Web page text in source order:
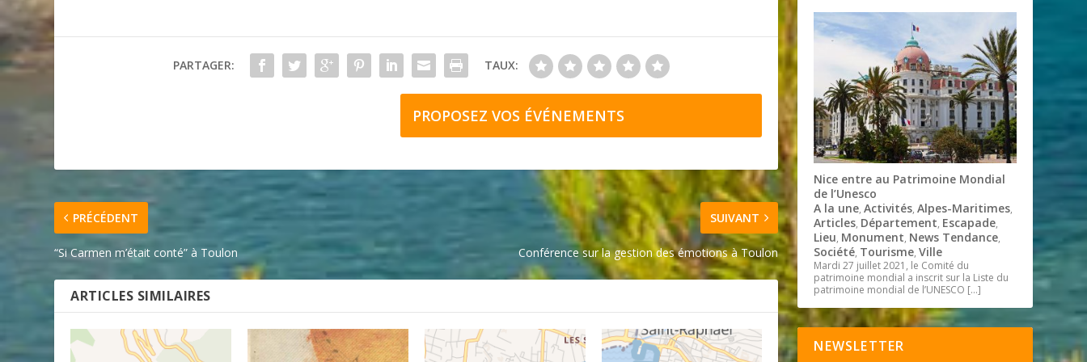
PARTAGER: TAUX:
PROPOSEZ VOS ÉVÉNEMENTS
PRÉCÉDENT
“Si Carmen m’était conté” à Toulon
SUIVANT
Conférence sur la gestion des émotions à Toulon
ARTICLES SIMILAIRES
Nice entre au Patrimoine Mondial
de l’Unesco
A la une,Activités,Alpes-Maritimes,
Articles, Département, Escapade,
Lieu, Monument, News Tendance,
Société, Tourisme,Ville
Mardi 27 juillet 2021, le Comité du
patrimoine mondial a inscrit sur la Liste du
patrimoine mondial de l’UNESCO […]
NEWSLETTER